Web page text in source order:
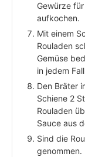
Gewürze
aufkochen.
Mit einem
Rouladen
Gemüse
in jedem
Den Bräter
Schiene 2
Rouladen
Sauce aus
Sind die
genommen.